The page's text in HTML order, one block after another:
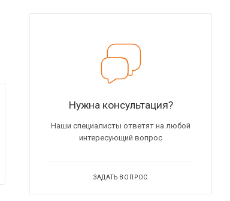
Нужна консультация?
Наши специалисты ответят на любой
интересующий вопрос
ЗАДАТЬ ВОПРОС